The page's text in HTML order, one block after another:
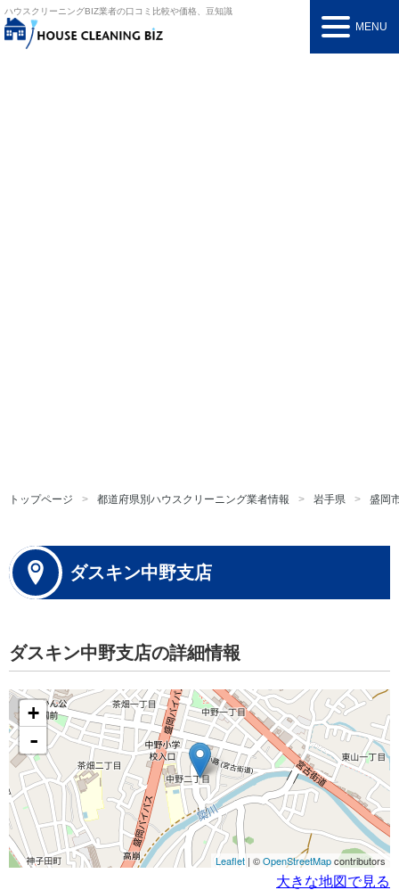
ハウスクリーニングBIZ業者の口コミ比較や価格、豆知識
MENU
トップページ 都道府県別ハウスクリーニング業者情報 岩手県 盛岡
ダスキン中野支店
ダスキン中野支店の詳細情報
+
-
Leaflet | ©OpenStreetMapcontributors
大きな地図で見る